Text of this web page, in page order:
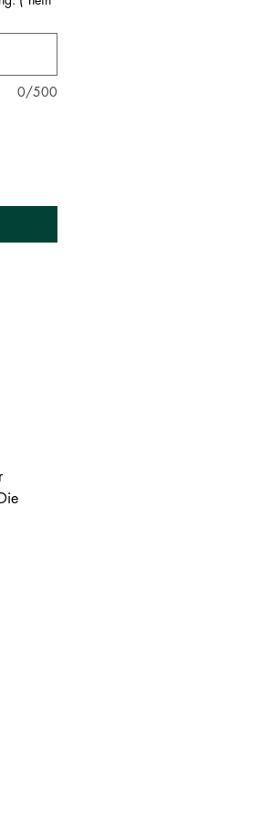
auf
per Post
dich als
0/500